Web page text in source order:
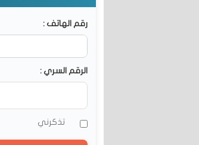
رقم الهاتف :
الرقم السري :
تذكرني